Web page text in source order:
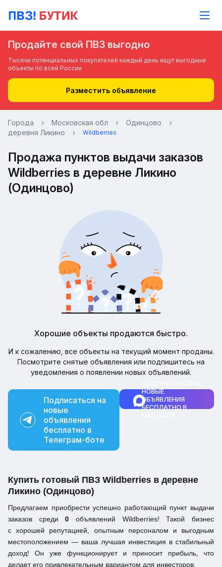
Продайте свой ПВЗ выгодно
Тысячи потенциальных покупателей каждый день ищут выгодные
объекты по всей России
Разместить объявление
Города Московская обл
Одинцово
деревня Ликино
Wildberries
Продажа пунктов выдачи заказов
Wildberries в деревне Ликино
(Одинцово)
Хорошие объекты продаются быстро.
И к сожалению, все объекты на текущий момент проданы.
Посмотрите снятые объявления или подпишитесь на
уведомления о появлении новых объявлений.
Подписаться на
новые
объявления
бесплатно в
Телеграм-боте
НОВЫЕ
ОБЪЯВЛЕНИЯ
БЕСПЛАТНО В
Купить готовый ПВЗ Wildberries в деревне
Ликино (Одинцово)
Предлагаем приобрести успешно работающий пункт выдачи
заказов среди0 объявлений Wildberries! Такой бизнес
с хорошей репутацией, опытным персоналом и выгодным
местоположением — ваша лучшая инвестиция в стабильный
доход! Он уже функционирует и приносит прибыль, что
делает его привлекательным вариантом для инвесторов.